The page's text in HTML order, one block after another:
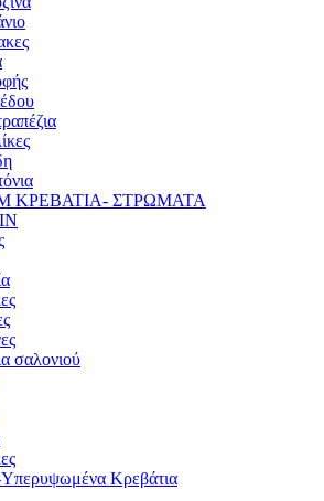
ΚΡΕΒΑΤΙΑ- ΣΤΡΩΜΑΤΑ
σαλονιού
Κρεβάτια